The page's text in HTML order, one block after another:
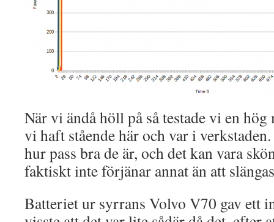
När vi ändå höll på så testade vi en
vi haft stående här och var i
hur pass bra de är, och det kan vara
faktiskt inte förjänar annat än att
Batteriet ur syrrans Volvo V70 gav ett